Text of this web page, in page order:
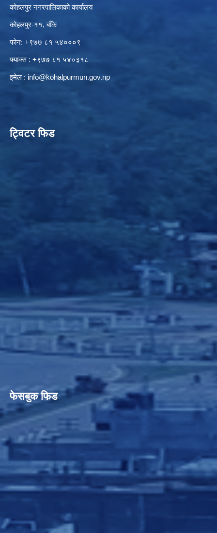
कोहलपुर नगरपालिकाको कार्यालय
कोहलपुर-११, बाँके
फोन: +९७७ ८१ ५४०००९
फ्याक्स : +९७७ ८१ ५४०३१८
इमेल : info@kohalpurmun.gov.np
ट्विटर फिड
फेसबुक फिड